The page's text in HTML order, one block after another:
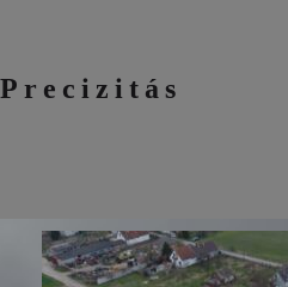
Precizitás